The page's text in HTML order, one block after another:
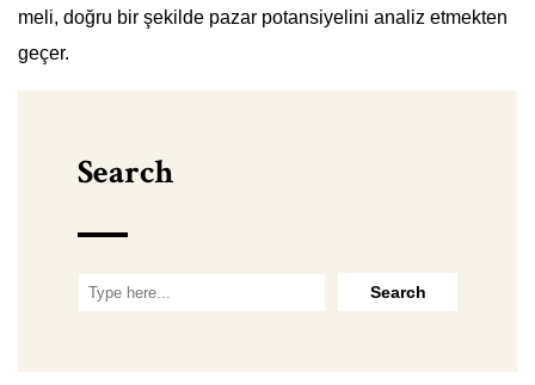
meli, doğru bir şekilde pazar potansiyelini analiz etmekten
geçer.
Search